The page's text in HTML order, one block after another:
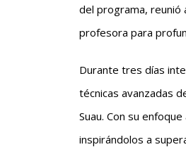
del programa, reunió
profesora para
Durante tres días
técnicas avanzadas
Suau. Con su
inspirándolos a